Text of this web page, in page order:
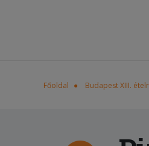
Főoldal Budapest XIII.